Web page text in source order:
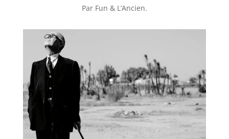
Par Fun & L’Ancien.